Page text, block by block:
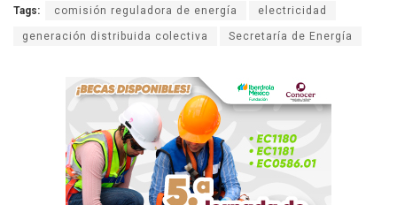
Tags: comisión reguladora de energía electricidad
generación distribuida colectiva Secretaría de Energía